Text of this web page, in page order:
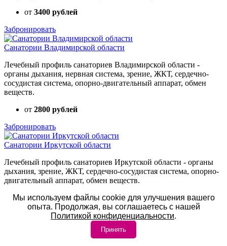
от 3400 рублей
Забронировать
Санатории Владимирской области
Лечебный профиль санаториев Владимирской области -
органы дыхания, нервная система, зрение, ЖКТ, сердечно-
сосудистая система, опорно-двигательный аппарат, обмен
веществ.
от 2800 рублей
Забронировать
Санатории Иркутской области
Лечебный профиль санаториев Иркутской области - органы
дыхания, зрение, ЖКТ, сердечно-сосудистая система, опорно-
двигательный аппарат, обмен веществ.
от2300 рублей
Забронировать
Санатории Астраханской области
Мы используем файлы cookie для улучшения вашего
опыта. Продолжая, вы соглашаетесь с нашей
Политикой конфиденциальности.
Принять